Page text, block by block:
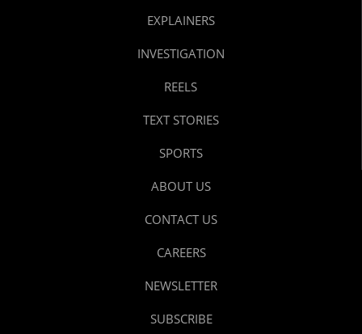
EXPLAINERS
INVESTIGATION
REELS
TEXT STORIES
SPORTS
ABOUT US
CONTACT US
CAREERS
NEWSLETTER
SUBSCRIBE